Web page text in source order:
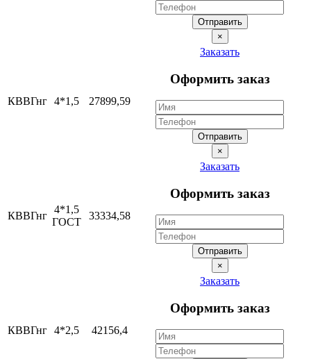
Отправить
×
КВВГнг 4*1,5 27899,59
Заказать
Оформить заказ
Отправить
×
КВВГнг
4*1,5
ГОСТ
33334,58
Заказать
Оформить заказ
Отправить
×
КВВГнг 4*2,5 42156,4
Заказать
Оформить заказ